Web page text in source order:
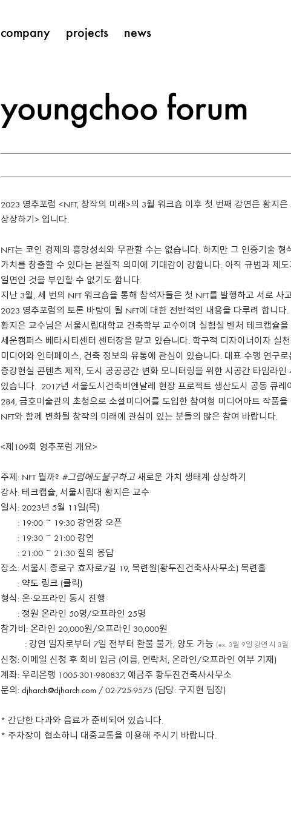
company projects news
youngchoo forum
2023 영추포럼 <NFT, 창작의 미래>의 3월 워크숍 이후 첫 번째 강연은 황지은
상상하기> 입니다.
NFT는 코인 경제의 흥망성쇠와 무관할 수는 없습니다. 하지만 그 인증기술 형
가치를 창출할 수 있다는 본질적 의미에 기대감이 강합니다. 아직 규범과 제도
일면인 것을 부인할 수 없기도 합니다.
지난 3월, 세 번의 NFT 워크숍을 통해 참석자들은 첫 NFT를 발행하고 서로
2023 영추포럼의 토론 바탕이 될 NFT에 대한 전반적인 내용을 다루려 합니다.
황지은 교수님은 서울시립대학교 건축학부 교수이며 실험실 벤처 테크캡슐
세운캠퍼스 베타시티센터 센터장을 맡고 있습니다. 학구적 디자이너이자 실
미디어와 인터페이스, 건축 정보의 유통에 관심이 있습니다. 대표 수행 연구
증강현실 콘텐츠 제작, 도시 공공공간 변화 모니터링을 위한 시공간 타임라
있습니다. 2017년 서울도시건축비엔날레 현장 프로젝트 생산도시 공동 큐
284, 금호미술관의 초청으로 소셜미디어를 도입한 참여형 미디어아트 작품을
NFT와 함께 변화될 창작의 미래에 관심이 있는 분들의 많은 참여 바랍니다.
<제109회 영추포럼 개요>
주제: NFT 뭘까? #그럼에도불구하고 새로운 가치 생태계 상상하기
강사: 테크캡슐, 서울시립대 황지은 교수
일시: 2023년 5월 11일(목)
: 19:00 ~ 19:30 강연장 오픈
: 19:30 ~ 21:00 강연
: 21:00 ~ 21:30 질의 응답
장소: 서울시 종로구 효자로7길 19, 목련원(황두진건축사사무소) 목련홀
: 약도 링크 (클릭)
형식: 온∙오프라인 동시 진행
: 정원 온라인 50명/오프라인 25명
참가비: 온라인 20,000원/오프라인 30,000원
: 강연 일자로부터 7일 전부터 환불 불가, 양도 가능 (ex. 3월 9일 강연 시 3
신청: 이메일 신청 후 회비 입금 (이름, 연락처, 온라인/오프라인 여부 기재)
계좌: 우리은행 1005-301-980837, 예금주 황두진건축사사무소
문의:djharch@djharch.com / 02-725-9575 (담당: 구지현 팀장)
* 간단한 다과와 음료가 준비되어 있습니다.
* 주차장이 협소하니 대중교통을 이용해 주시기 바랍니다.